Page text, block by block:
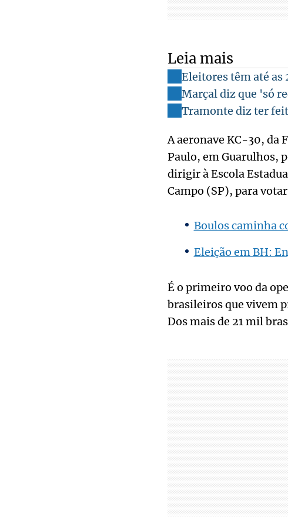
Leia mais
Eleitores têm até
Marçal diz que 'só
Tramonte diz ter
A aeronave KC-30, da
Paulo, em Guarulhos,
dirigir à Escola
Campo (SP), para
Boulos caminha
Eleição em BH:
É o primeiro voo da
brasileiros que vivem
Dos mais de 21 mil